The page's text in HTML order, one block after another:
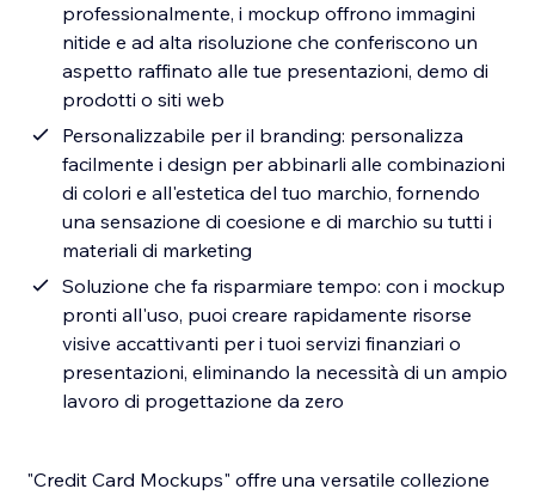
professionalmente, i mockup offrono immagini
nitide e ad alta risoluzione che conferiscono un
aspetto raffinato alle tue presentazioni, demo di
prodotti o siti web
Personalizzabile per il branding: personalizza
facilmente i design per abbinarli alle combinazioni
di colori e all'estetica del tuo marchio, fornendo
una sensazione di coesione e di marchio su tutti i
materiali di marketing
Soluzione che fa risparmiare tempo: con i mockup
pronti all'uso, puoi creare rapidamente risorse
visive accattivanti per i tuoi servizi finanziari o
presentazioni, eliminando la necessità di un ampio
lavoro di progettazione da zero
"Credit Card Mockups" offre una versatile collezione